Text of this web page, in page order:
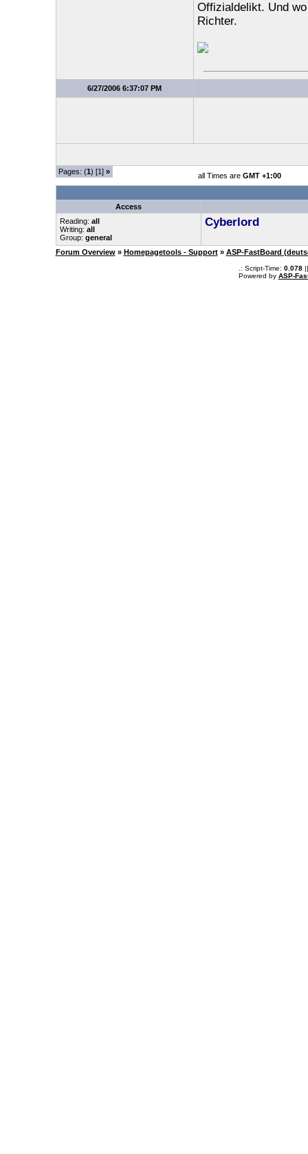
Offizialdelikt. Und
Richter.
6/27/2006 6:37:07 PM
Pages: (1) [1] » all Times are GMT +1:00
Access
Reading: all
Writing: all
Group: general
Cyberlord
Forum Overview » Homepagetools - Support » ASP-FastBoard
.: Script-Time: 0.078||
Powered by ASP-